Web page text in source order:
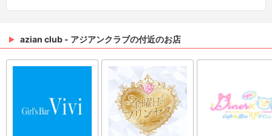
azian club - アジアンクラブの付近のお店